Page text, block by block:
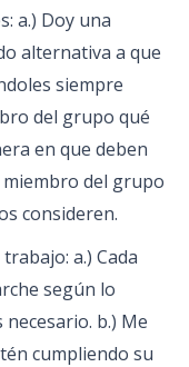
a.) Doy una
alternativa a que
siempre
del grupo qué
en que deben
miembro del grupo
consideren.
a.) Cada
según lo
b.) Me
cumpliendo su